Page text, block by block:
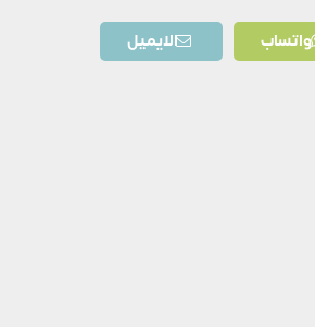
واتساب الايميل